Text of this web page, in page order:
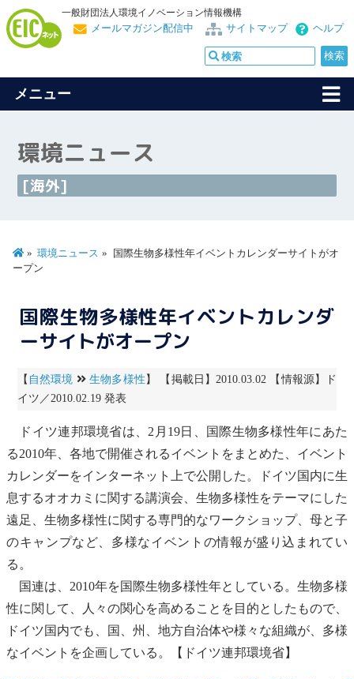
一般財団法人環境イノベーション情報機構
ヘルプ
サイトマップ
メールマガジン配信中
メニュー
環境ニュース
[海外]
環境ニュース
国際生物多様性年イベントカレンダーサイトがオ
ープン
国際生物多様性年イベントカレンダ
ーサイトがオープン
【 自然環境 生物多様性 】 【掲載日】2010.03.02 【情報源】ド
イツ／2010.02.19 発表
ドイツ連邦環境省は、2月19日、国際生物多様性年にあた
る2010年、各地で開催されるイベントをまとめた、イベント
カレンダーをインターネット上で公開した。ドイツ国内に生
息するオオカミに関する講演会、 生物多様性をテーマにした
遠足、 生物多様性に関する専門的なワークショップ、母と子
のキャンプなど、多様なイベントの情報が盛り込まれてい
る。
国連は、2010年を国際生物多様性年としている。 生物多様
性に関して、人々の関心を高めることを目的としたもので、
ドイツ国内でも、国、州、地方自治体や様々な組織が、多様
なイベントを企画している。【ドイツ連邦環境省】